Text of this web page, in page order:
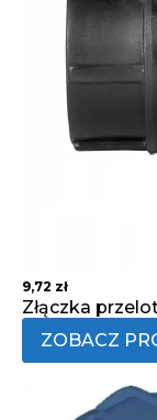
9,72 zł
Złączka
ZOBACZ